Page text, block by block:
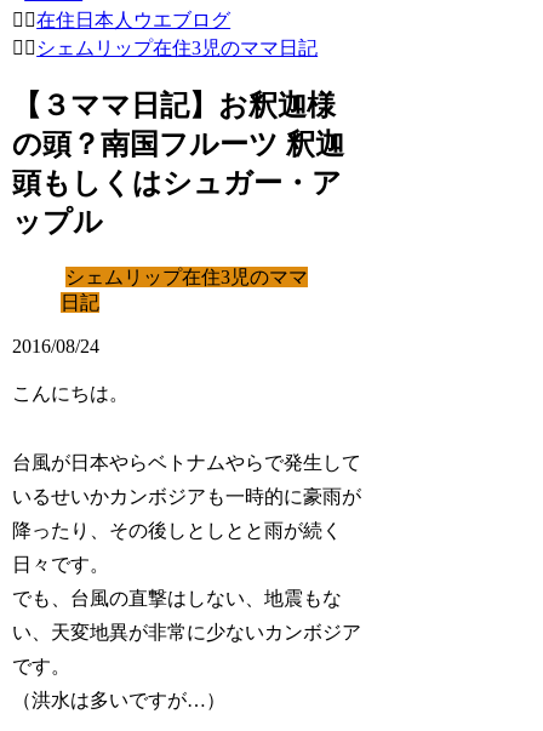
在住日本人ウエブログ
シェムリップ在住3児のママ日記
【３ママ日記】お釈迦様
の頭？南国フルーツ 釈迦
頭もしくはシュガー・ア
ップル
シェムリップ在住3児のママ
日記
2016/08/24
こんにちは。
台風が日本やらベトナムやらで発生して
いるせいかカンボジアも一時的に豪雨が
降ったり、その後しとしとと雨が続く
日々です。
でも、台風の直撃はしない、地震もな
い、天変地異が非常に少ないカンボジア
です。
（洪水は多いですが…）